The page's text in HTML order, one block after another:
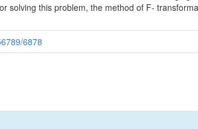
solving this problem, the method of F-
6878